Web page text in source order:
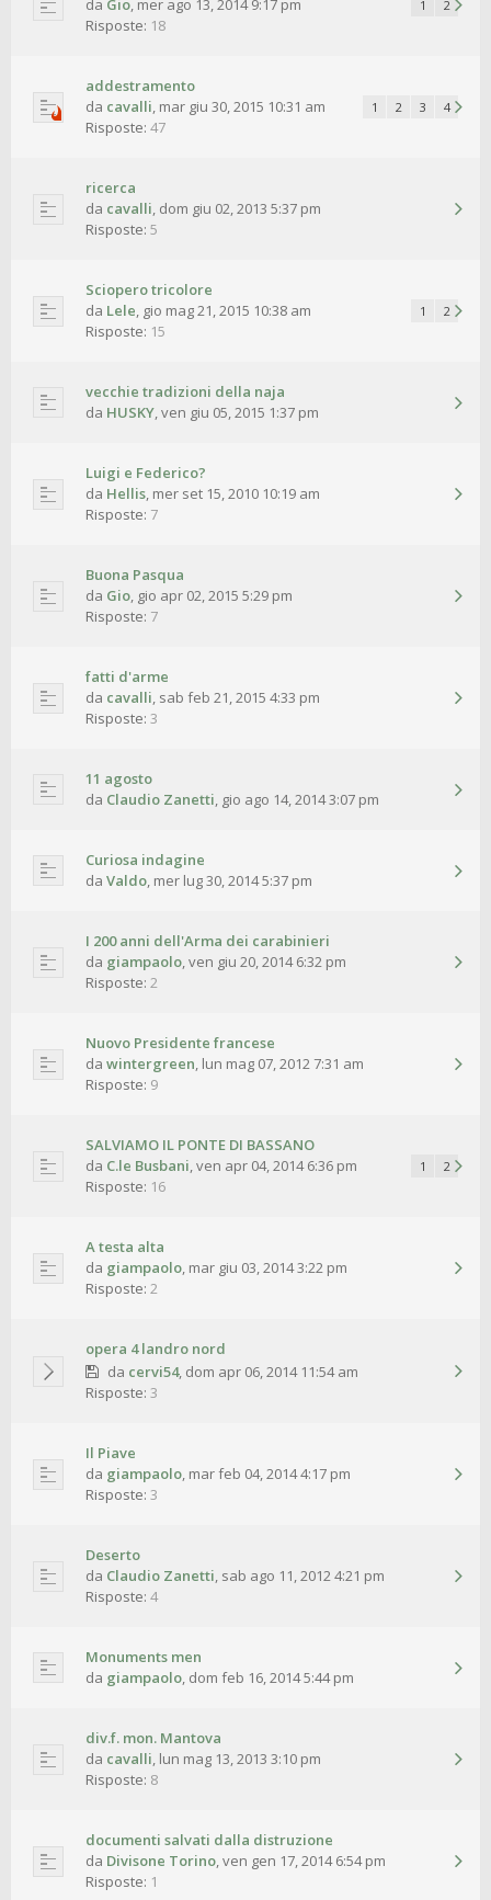
da Gio, mer ago 13, 2014 9:17 pm 1 2
Risposte: 18
addestramento
da cavalli, mar giu 30, 2015 10:31 am 1 2 3 4
Risposte: 47
ricerca
da cavalli, dom giu 02, 2013 5:37 pm
Risposte: 5
Sciopero tricolore
da Lele, gio mag 21, 2015 10:38 am 1 2
Risposte: 15
vecchie tradizioni della naja
da HUSKY,ven giu 05, 2015 1:37 pm
Luigi e Federico?
da Hellis, mer set 15, 2010 10:19 am
Risposte: 7
Buona Pasqua
da Gio, gio apr 02, 2015 5:29 pm
Risposte: 7
fatti d'arme
da cavalli, sab feb 21, 2015 4:33 pm
Risposte: 3
11 agosto
da Claudio Zanetti, gio ago 14, 2014 3:07 pm
Curiosa indagine
da Valdo, mer lug 30, 2014 5:37 pm
I 200 anni dell'Arma dei carabinieri
da giampaolo,ven giu 20, 2014 6:32 pm
Risposte: 2
Nuovo Presidente francese
da wintergreen, lun mag 07, 2012 7:31 am
Risposte: 9
SALVIAMO IL PONTE DI BASSANO
da C.le Busbani,ven apr 04, 2014 6:36 pm 1 2
Risposte: 16
A testa alta
da giampaolo, mar giu 03, 2014 3:22 pm
Risposte: 2
opera 4 landro nord
da cervi54, dom apr 06, 2014 11:54 am
Risposte: 3
Il Piave
da giampaolo, mar feb 04, 2014 4:17 pm
Risposte: 3
Deserto
da Claudio Zanetti, sab ago 11, 2012 4:21 pm
Risposte: 4
Monuments men
da giampaolo, dom feb 16, 2014 5:44 pm
div.f. mon. Mantova
da cavalli, lun mag 13, 2013 3:10 pm
Risposte: 8
documenti salvati dalla distruzione
da Divisone Torino,ven gen 17, 2014 6:54 pm
Risposte: 1